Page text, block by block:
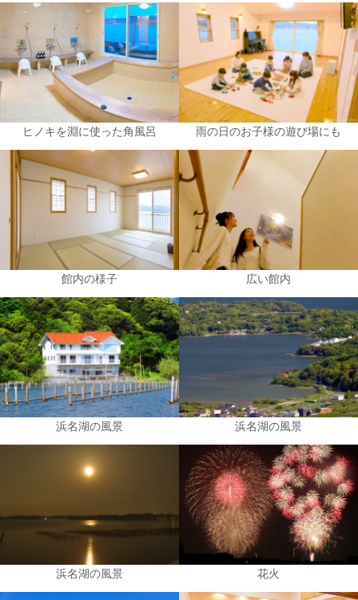
ヒノキを淵に使った角風呂 雨の日のお子様の遊び場にも
館内の様子 広い館内
浜名湖の風景 浜名湖の風景
浜名湖の風景 花火